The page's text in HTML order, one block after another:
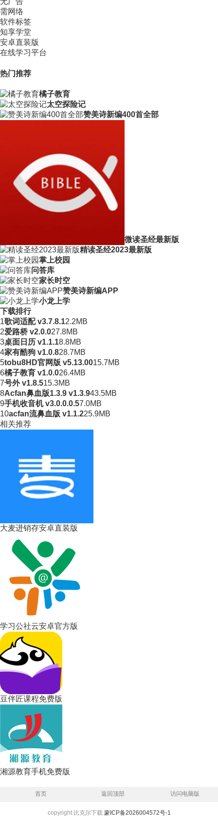
需网络
软件标签
知享学堂
安卓直装版
在线学习平台
热门推荐
橘子教育
太空探险记
赞美诗新编400首全部
微读圣经最新版
精读圣经2023最新版
掌上校园
问答库
家长时空
赞美诗新编APP
小龙上学
下载排行
1歌词适配 v3.7.8.12.2MB
2爱路桥 v2.0.027.8MB
3桌面日历 v1.1.18.8MB
4家有酷狗 v1.0.828.7MB
5tobu8HD官网版 v5.13.0015.7MB
6橘子教育 v1.0.026.4MB
7号外 v1.8.515.3MB
8Acfan鼻血版1.3.9 v1.3.943.5MB
9手机收音机 v3.0.0.0.57.0MB
10acfan流鼻血版 v1.1.225.9MB
相关推荐
大麦进销存安卓直装版
学习公社云安卓官方版
豆伴匠课程免费版
湘源教育手机免费版
首页 返回顶部 访问电脑版
copyright 比克尔下载 蒙ICP备2026004572号-1